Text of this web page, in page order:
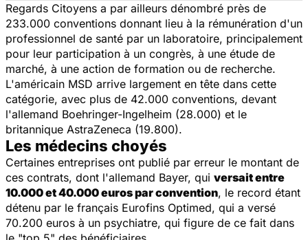
Regards Citoyens a par ailleurs dénombré près de
233.000 conventions donnant lieu à la rémunération d'un
professionnel de santé par un laboratoire, principalement
pour leur participation à un congrès, à une étude de
marché, à une action de formation ou de recherche.
L'américain MSD arrive largement en tête dans cette
catégorie, avec plus de 42.000 conventions, devant
l'allemand Boehringer-Ingelheim (28.000) et le
britannique AstraZeneca (19.800).
Les médecins choyés
Certaines entreprises ont publié par erreur le montant de
ces contrats, dont l'allemand Bayer, qui versait entre
10.000 et 40.000 euros par convention, le record étant
détenu par le français Eurofins Optimed, qui a versé
70.200 euros à un psychiatre, qui figure de ce fait dans